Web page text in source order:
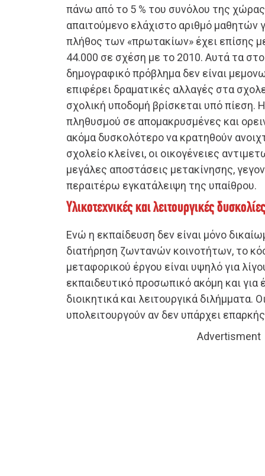
πάνω από το 5 % του συνόλου της
απαιτούμενο ελάχιστο αριθμό μαθητών
πλήθος των «πρωτακίων» έχει επίσης
44.000 σε σχέση με το 2010. Αυτά τα
δημογραφικό πρόβλημα δεν είναι
επιφέρει δραματικές αλλαγές στα
σχολική υποδομή βρίσκεται υπό πίεση.
πληθυσμού σε απομακρυσμένες και
ακόμα δυσκολότερο να κρατηθούν
σχολείο κλείνει, οι οικογένειες
μεγάλες αποστάσεις μετακίνησης,
περαιτέρω εγκατάλειψη της υπαίθρου.
Υλικοτεχνικές και λειτουργικές δυσκολίες
Ενώ η εκπαίδευση δεν είναι μόνο
διατήρηση ζωντανών κοινοτήτων, το
μεταφορικού έργου είναι υψηλό για
εκπαιδευτικό προσωπικό ακόμη και για
διοικητικά και λειτουργικά διλήμματα.
υπολειτουργούν αν δεν υπάρχει
Advertisment